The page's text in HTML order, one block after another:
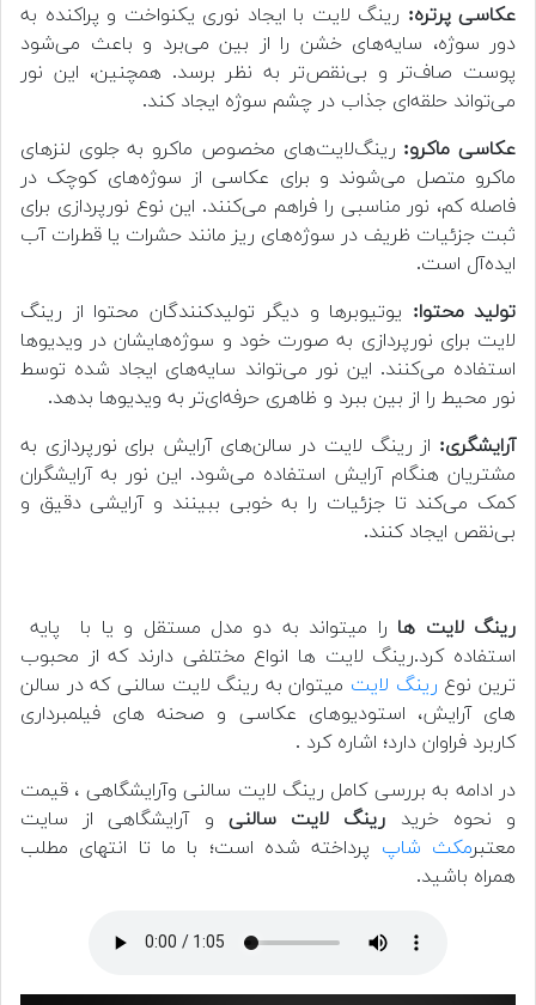
عکاسی پرتره: رینگ لایت با ایجاد نوری یکنواخت و پراکنده به
دور سوژه، سایه‌های خشن را از بین می‌برد و باعث می‌شود
پوست صاف‌تر و بی‌نقص‌تر به نظر برسد. همچنین، این نور
می‌تواند حلقه‌ای جذاب در چشم سوژه ایجاد کند.
عکاسی ماکرو: رینگ‌لایت‌های مخصوص ماکرو به جلوی لنزهای
ماکرو متصل می‌شوند و برای عکاسی از سوژه‌های کوچک در
فاصله کم، نور مناسبی را فراهم می‌کنند. این نوع نورپردازی برای
ثبت جزئیات ظریف در سوژه‌های ریز مانند حشرات یا قطرات آب
ایده‌آل است.
تولید محتوا: یوتیوبرها و دیگر تولیدکنندگان محتوا از رینگ
لایت برای نورپردازی به صورت خود و سوژه‌هایشان در ویدیوها
استفاده می‌کنند. این نور می‌تواند سایه‌های ایجاد شده توسط
نور محیط را از بین ببرد و ظاهری حرفه‌ای‌تر به ویدیوها بدهد.
آرایشگری: از رینگ لایت در سالن‌های آرایش برای نورپردازی به
مشتریان هنگام آرایش استفاده می‌شود. این نور به آرایشگران
کمک می‌کند تا جزئیات را به خوبی ببینند و آرایشی دقیق و
بی‌نقص ایجاد کنند.
رینگ لایت ها را میتواند به دو مدل مستقل و یا با پایه
استفاده کرد.رینگ لایت ها انواع مختلفی دارند که از محبوب
ترین نوع رینگ لایت میتوان به رینگ لایت سالنی که در سالن
های آرایش، استودیوهای عکاسی و صحنه های فیلمبرداری
کاربرد فراوان دارد؛ اشاره کرد .
در ادامه به بررسی کامل رینگ لایت سالنی وآرایشگاهی ، قیمت
و نحوه خرید رینگ لایت سالنی و آرایشگاهی از سایت
معتبرمکث شاپ پرداخته شده است؛ با ما تا انتهای مطلب
همراه باشید.